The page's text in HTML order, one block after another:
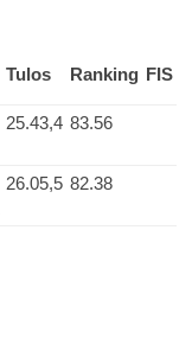
Tulos Ranking FIS
25.43,4 83.56
26.05,5 82.38